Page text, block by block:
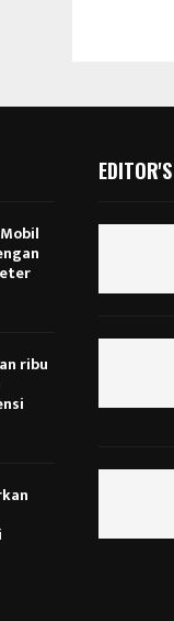
ribu